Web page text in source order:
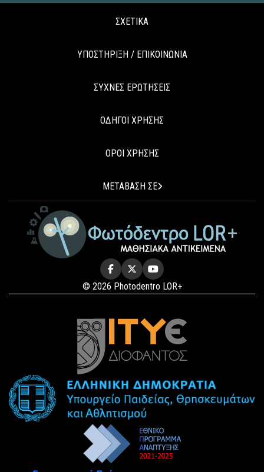
ΣΧΕΤΙΚΑ
ΥΠΟΣΤΗΡΙΞΗ / ΕΠΙΚΟΙΝΩΝΙΑ
ΣΥΧΝΕΣ ΕΡΩΤΗΣΕΙΣ
ΟΔΗΓΟΙ ΧΡΗΣΗΣ
ΟΡΟΙ ΧΡΗΣΗΣ
ΜΕΤΑΒΑΣΗ ΣΕ
© 2026 Photodentro LOR+